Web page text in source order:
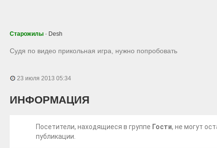
Старожилы - Desh
Судя по видео прикольная игра, нужно попробовать
23 июля 2013 05:34
ИНФОРМАЦИЯ
Посетители, находящиеся в группе Гости, не могут
публикации.